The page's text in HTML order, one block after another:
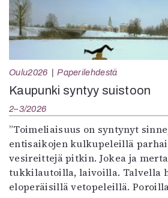
Oulu2026 Paperilehdestä
Kaupunki syntyy suistoon
2–3/2026
”Toimeliaisuus on syntynyt
entisaikojen kulkupeleillä
vesireittejä pitkin. Jokea ja
tukkilautoilla, laivoilla. Talvella
eloperäisillä vetopeleillä.